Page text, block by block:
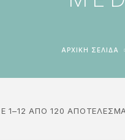
ΑΡΧΙΚΉ ΣΕΛΊΔΑ
1–12 ΑΠΌ 120